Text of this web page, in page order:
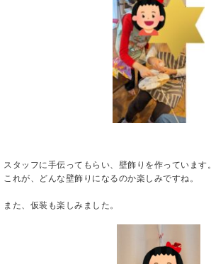
スタッフに手伝ってもらい、壁飾りを作っています。
これが、どんな壁飾りになるのか楽しみですね。
また、仮装も楽しみました。